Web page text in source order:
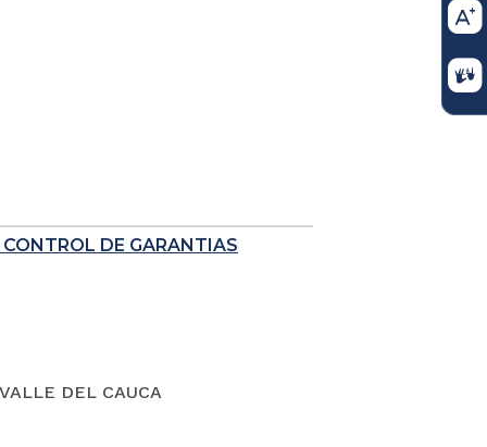
DE GARANTIAS
DEL CAUCA